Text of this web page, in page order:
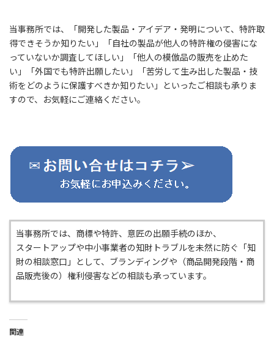
当事務所では、「開発した製品・アイデア・発明について、特許取
得できそうか知りたい」「自社の製品が他人の特許権の侵害にな
っていないか調査してほしい」「他人の模倣品の販売を止めた
い」「外国でも特許出願したい」「苦労して生み出した製品・技
術をどのように保護すべきか知りたい」といったご相談も承りま
すので、お気軽にご連絡ください。
当事務所では、商標や特許、意匠の出願手続のほか、
スタートアップや中小事業者の知財トラブルを未然に防ぐ「知
財の相談窓口」として、ブランディングや（商品開発段階・商
品販売後の）権利侵害などの相談も承っています。
関連